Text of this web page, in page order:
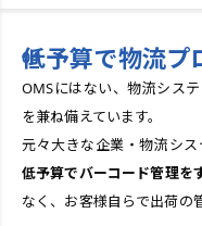
低予算で物流プ
OMSにはない、物流シス
を兼ね備えています。
元々大きな企業・物流シ
低予算でバーコード管理を
なく、お客様自らで出荷の